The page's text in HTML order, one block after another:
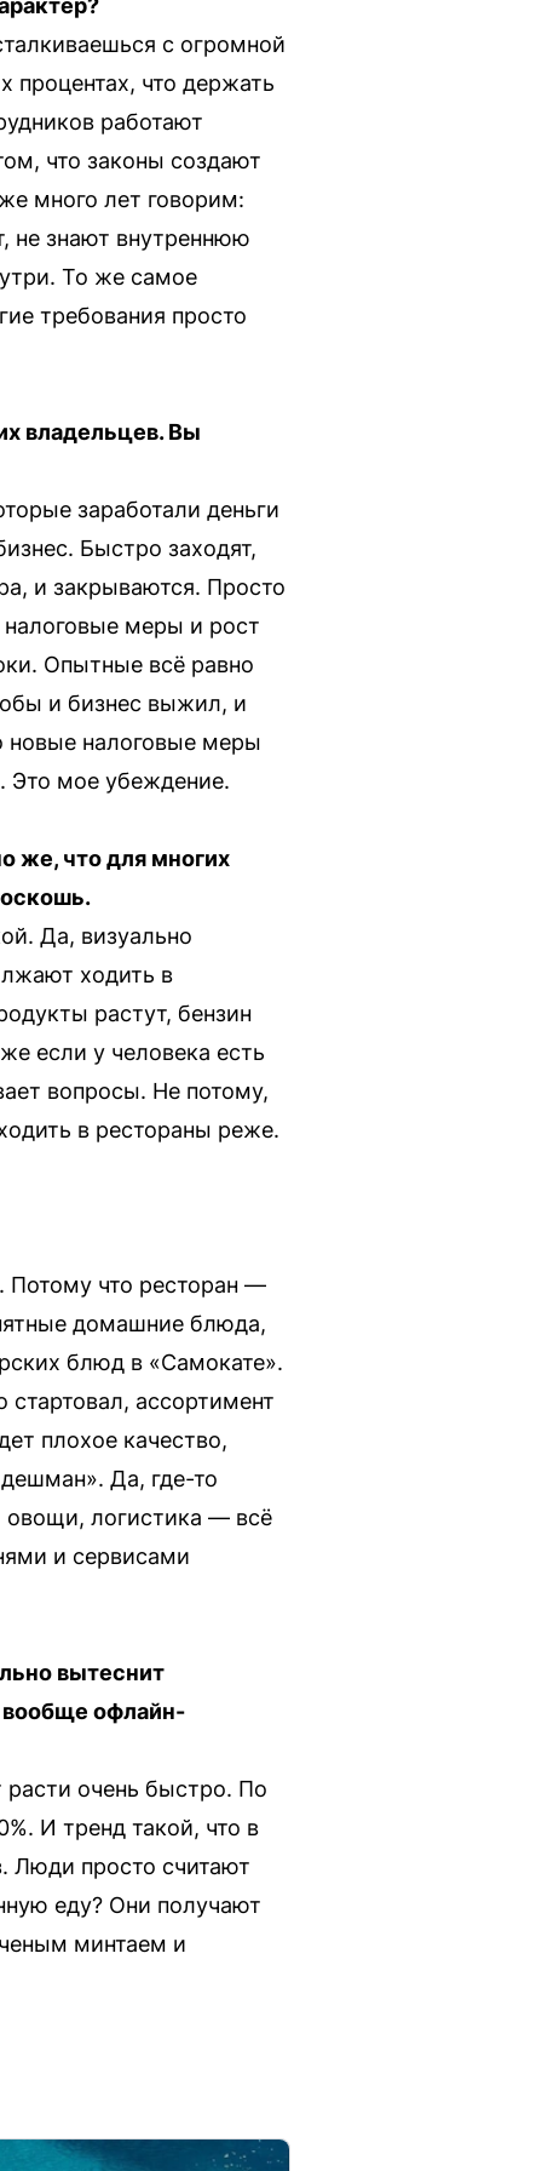
с огромной
процентах, что держать
работают
что законы создают
много лет говорим:
не знают внутреннюю
То же самое
требования просто
владельцев. Вы
заработали деньги
Быстро заходят,
и закрываются. Просто
налоговые меры и рост
Опытные всё равно
и бизнес выжил, и
новые налоговые меры
Это мое убеждение.
же, что для многих
Да, визуально
ходить в
растут, бензин
если у человека есть
вопросы. Не потому,
в рестораны реже.
Потому что ресторан —
домашние блюда,
блюд в «Самокате».
ассортимент
плохое качество,
Да, где-то
овощи, логистика — всё
и сервисами
вытеснит
вообще офлайн-
расти очень быстро. По
И тренд такой, что в
Люди просто считают
еду? Они получают
минтаем и